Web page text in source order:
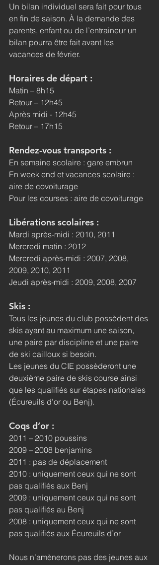
Un bilan individuel sera fait pour tous
en fin de saison. À la demande des
parents, enfant ou de l’entraineur un
bilan pourra être fait avant les
vacances de février.
Horaires de départ :
Matin – 8h15
Retour – 12h45
Après midi - 12h45
Retour – 17h15
Rendez-vous transports :
En semaine scolaire : gare embrun
En week end et vacances scolaire :
aire de covoiturage
Pour les courses : aire de covoiturage
Libérations scolaires :
Mardi après-midi : 2010, 2011
Mercredi matin : 2012
Mercredi après-midi : 2007, 2008,
2009, 2010, 2011
Jeudi après-midi : 2009, 2008, 2007
Skis :
Tous les jeunes du club possèdent des
skis ayant au maximum une saison,
une paire par discipline et une paire
de ski cailloux si besoin.
Les jeunes du CIE possèderont une
deuxième paire de skis course ainsi
que les qualifiés sur étapes nationales
(Écureuils d’or ou Benj).
Coqs d’or :
2011 – 2010 poussins
2009 – 2008 benjamins
2011 : pas de déplacement
2010 : uniquement ceux qui ne sont
pas qualifiés aux Benj
2009 : uniquement ceux qui ne sont
pas qualifiés au Benj
2008 : uniquement ceux qui ne sont
pas qualifiés aux Écureuils d’or
Nous n’amènerons pas des jeunes aux